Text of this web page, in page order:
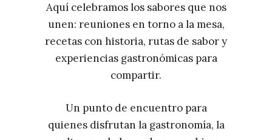
Aquí celebramos los sabores que nos
unen: reuniones en torno a la mesa,
recetas con historia, rutas de sabor y
experiencias gastronómicas para
compartir.
Un punto de encuentro para
quienes disfrutan la gastronomía, la